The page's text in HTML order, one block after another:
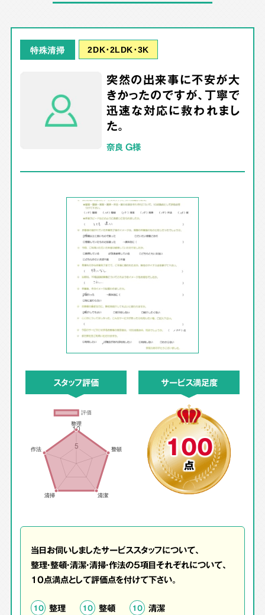
特殊清掃 2DK･2LDK･3K
突然の出来事に不安が大
きかったのですが、丁寧で
迅速な対応に救われまし
た。
奈良 G様
スタッフ評価 サービス満足度
100
点
当日お伺いしましたサービススタッフについて、
整理・整頓・清潔・清掃・作法の5項目それぞれについて、
10点満点として評価点を付けて下さい。
10 整理 10 整頓 10 清潔